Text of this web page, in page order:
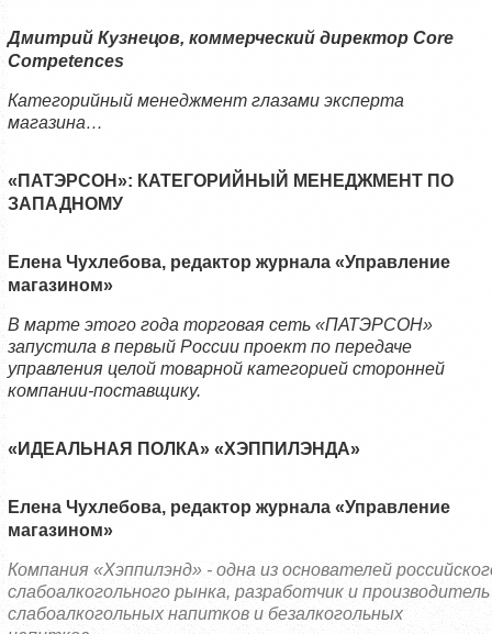
Дмитрий Кузнецов, коммерческий директор Core
Competences
Категорийный менеджмент глазами эксперта
магазина…
«ПАТЭРСОН»: КАТЕГОРИЙНЫЙ МЕНЕДЖМЕНТ ПО
ЗАПАДНОМУ
Елена Чухлебова, редактор журнала «Управление
магазином»
В марте этого года торговая сеть «ПАТЭРСОН»
запустила в первый России проект по передаче
управления целой товарной категорией сторонней
компании-поставщику.
«ИДЕАЛЬНАЯ ПОЛКА» «ХЭППИЛЭНДА»
Елена Чухлебова, редактор журнала «Управление
магазином»
Компания «Хэппилэнд» - одна из основателей
слабоалкогольного рынка, разработчик и производитель
слабоалкогольных напитков и безалкогольных